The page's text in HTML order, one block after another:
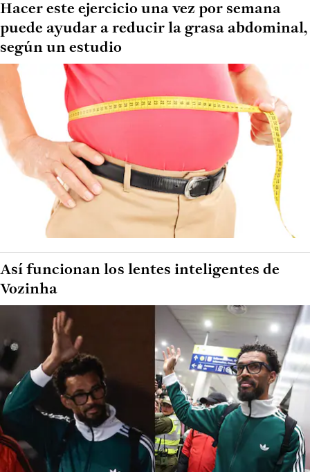
Hacer este ejercicio una vez por semana
puede ayudar a reducir la grasa abdominal,
según un estudio
Así funcionan los lentes inteligentes de
Vozinha